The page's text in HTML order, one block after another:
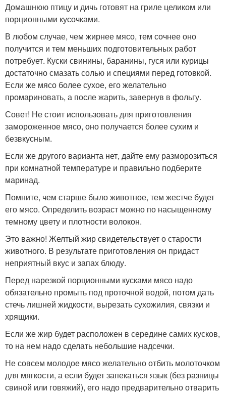
Домашнюю птицу и дичь готовят на гриле целиком или
порционными кусочками.
В любом случае, чем жирнее мясо, тем сочнее оно
получится и тем меньших подготовительных работ
потребует. Куски свинины, баранины, гуся или курицы
достаточно смазать солью и специями перед готовкой.
Если же мясо более сухое, его желательно
промариновать, а после жарить, завернув в фольгу.
Совет! Не стоит использовать для приготовления
замороженное мясо, оно получается более сухим и
безвкусным.
Если же другого варианта нет, дайте ему разморозиться
при комнатной температуре и правильно подберите
маринад.
Помните, чем старше было животное, тем жестче будет
его мясо. Определить возраст можно по насыщенному
темному цвету и плотности волокон.
Это важно! Желтый жир свидетельствует о старости
животного. В результате приготовления он придаст
неприятный вкус и запах блюду.
Перед нарезкой порционными кусками мясо надо
обязательно промыть под проточной водой, потом дать
стечь лишней жидкости, вырезать сухожилия, связки и
хрящики.
Если же жир будет расположен в середине самих кусков,
то на нем надо сделать небольшие надсечки.
Не совсем молодое мясо желательно отбить молоточком
для мягкости, а если будет запекаться язык (без разницы
свиной или говяжий), его надо предварительно отварить